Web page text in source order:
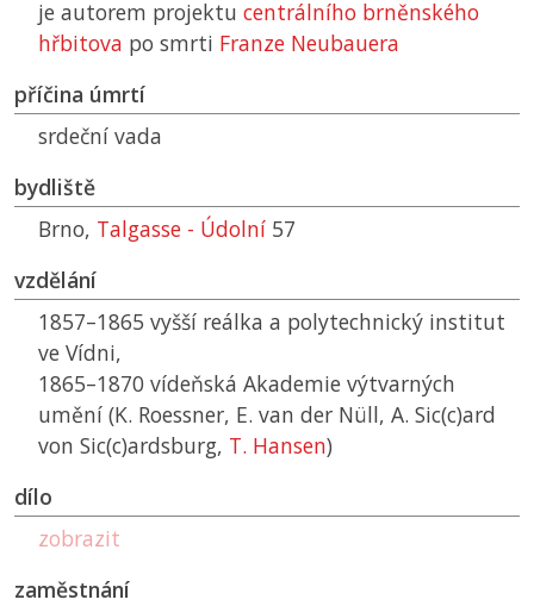
je autorem projektu centrálního brněnského
hřbitova po smrti Franze Neubauera
příčina úmrtí
srdeční vada
bydliště
Brno, Talgasse - Údolní 57
vzdělání
1857–1865 vyšší reálka a polytechnický institut
ve Vídni,
1865–1870 vídeňská Akademie výtvarných
umění (K. Roessner, E. van der Nüll, A. Sic(c)ard
von Sic(c)ardsburg, T. Hansen)
dílo
zobrazit
zaměstnání